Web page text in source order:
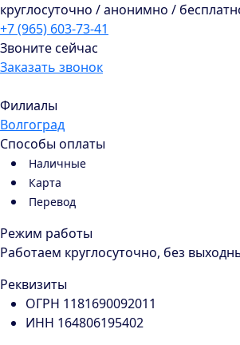
круглосуточно / анонимно /
+7 (965) 603-73-41
Звоните сейчас
Заказать звонок
Филиалы
Волгоград
Способы оплаты
Наличные
Карта
Перевод
Режим работы
Работаем круглосуточно, без
Реквизиты
ОГРН 1181690092011
ИНН 164806195402